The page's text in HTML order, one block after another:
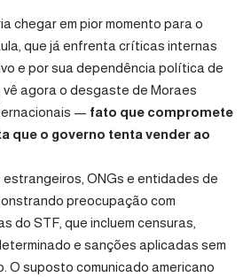
chegar em pior momento para o
que já enfrenta críticas internas
e por sua dependência política de
agora o desgaste de Moraes
— fato que compromete
que o governo tenta vender ao
ONGs e entidades de
preocupação com
do STF, que incluem censuras,
e sanções aplicadas sem
O suposto comunicado americano